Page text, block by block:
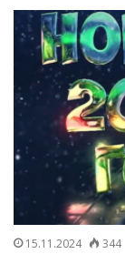
15.11.2024 344